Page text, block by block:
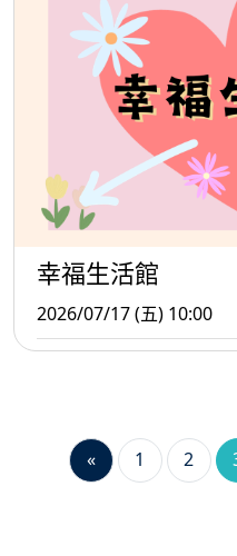
幸福生活館
2026/07/17 (五) 10:00
« 1 2